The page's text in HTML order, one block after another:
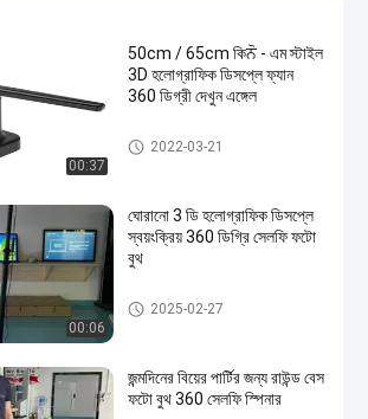
00:37
50cm / 65cm কিਨੋ - এম স্টাইল
3D হলোগ্রাফিক ডিসপ্লে ফ্যান
360 ডিগ্রী দেখুন এঙ্গেল
3D Holographic প্রদর্শন
2022-03-21
00:06
ঘোরানো 3 ডি হলোগ্রাফিক ডিসপ্লে
স্বয়ংক্রিয় 360 ডিগ্রি সেলফি ফটো
বুথ
3D Holographic প্রদর্শন
2025-02-27
জন্মদিনের বিয়ের পার্টির জন্য রাউন্ড বেস
ফটো বুথ 360 সেলফি স্পিনার